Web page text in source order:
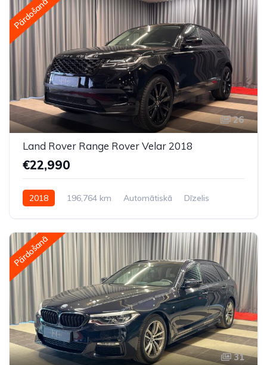
Pārdošanā
26
Land Rover Range Rover Velar 2018
€22,990
2018 196,764 km Automātiskā
Dīzelis
Pārdošanā
31